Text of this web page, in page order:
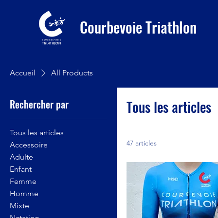
Courbevoie Triathlon
Accueil All Products
Rechercher par
Tous les articles
Accessoire
Adulte
Enfant
Femme
Homme
Mixte
Tous les articles
47 articles